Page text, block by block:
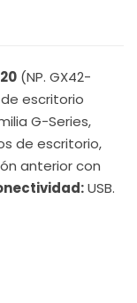
(NP. GX42-
escritorio
G-Series,
de escritorio,
anterior con
USB.